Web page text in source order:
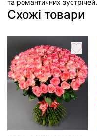
та романтичних зустрічей.
Схожі товари